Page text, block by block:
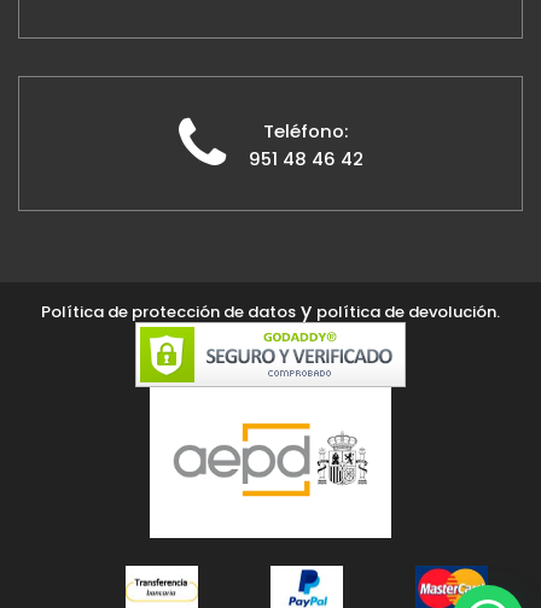
Teléfono:
951 48 46 42
Política de protección de datos y política de devolución.